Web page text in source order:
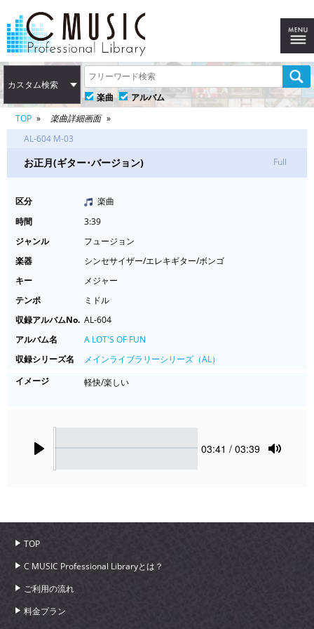
カスタム検索
楽曲
アルバム
TOP
楽曲詳細画面
AL-604 M-03
お正月(ギター･バージョン) Full
区分
楽曲
時間
3:39
ジャンル
フュージョン
楽器
シンセサイザー/エレキギター/ボンゴ
キー
メジャー
テンポ
ミドル
収録アルバムNo. AL-604
アルバム名
A LOT'S OF FUN
収録シリーズ名
メインライブラリーシリーズ（AL）
イメージ
軽快/楽しい
Current
03:41 / 03:39
TOP
C MUSIC Professional Libraryとは？
ご利用の流れ
料金プラン